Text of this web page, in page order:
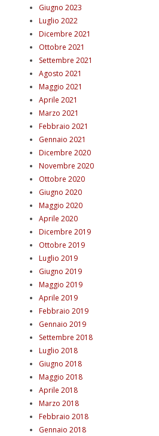
Giugno 2023
Luglio 2022
Dicembre 2021
Ottobre 2021
Settembre 2021
Agosto 2021
Maggio 2021
Aprile 2021
Marzo 2021
Febbraio 2021
Gennaio 2021
Dicembre 2020
Novembre 2020
Ottobre 2020
Giugno 2020
Maggio 2020
Aprile 2020
Dicembre 2019
Ottobre 2019
Luglio 2019
Giugno 2019
Maggio 2019
Aprile 2019
Febbraio 2019
Gennaio 2019
Settembre 2018
Luglio 2018
Giugno 2018
Maggio 2018
Aprile 2018
Marzo 2018
Febbraio 2018
Gennaio 2018